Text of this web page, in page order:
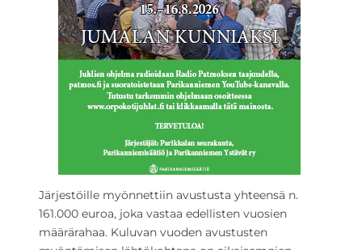
Järjestöille myönnettiin avustusta yhteensä n.
161.000 euroa, joka vastaa edellisten vuosien
määrärahaa. Kuluvan vuoden avustusten